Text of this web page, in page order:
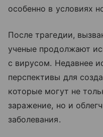
особенно в условиях
После трагедии,
ученые продолжают
с вирусом. Недавнее
перспективы для
которые могут не
заражение, но и
заболевания.